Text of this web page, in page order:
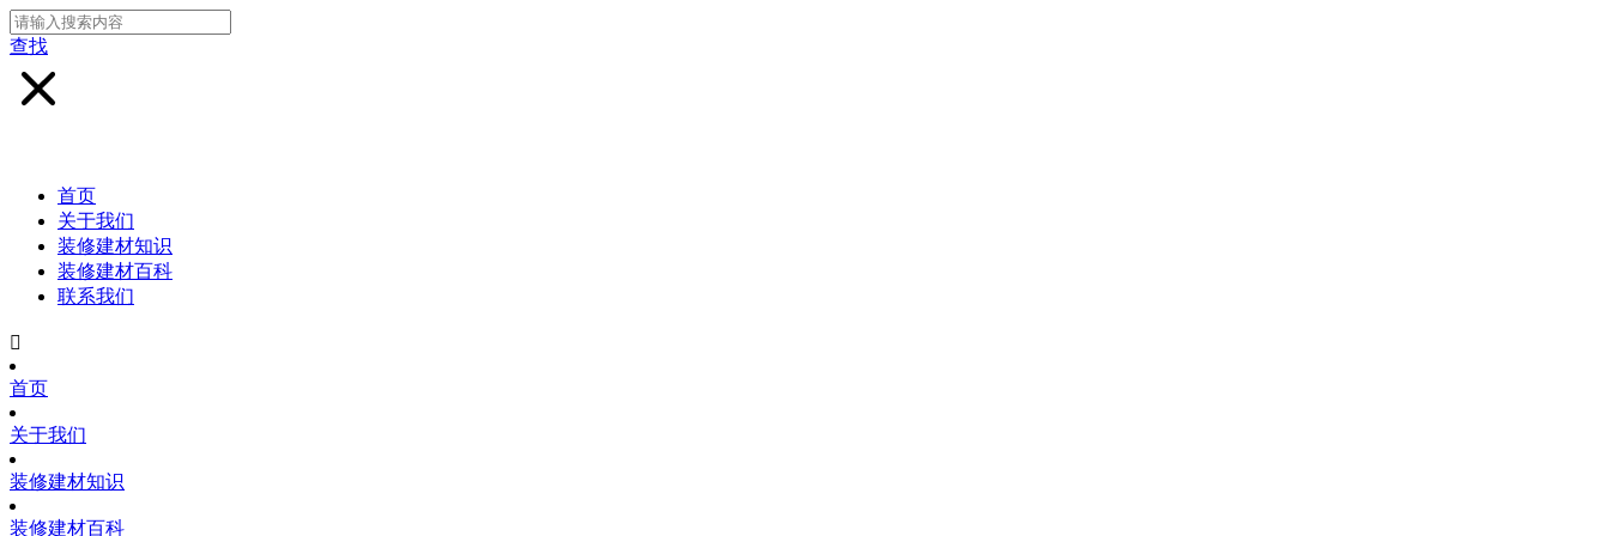
查找
首页
关于我们
装修建材知识
装修建材百科
联系我们

首页
关于我们
装修建材知识
装修建材百科